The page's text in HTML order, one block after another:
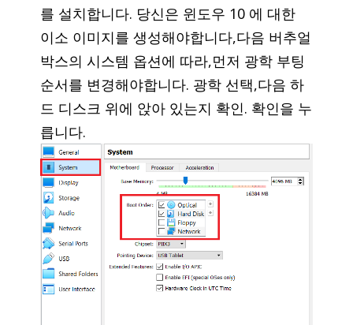
를 설치합니다. 당신은 윈도우 10 에 대한
이소 이미지를 생성해야합니다,다음 버추얼
박스의 시스템 옵션에 따라,먼저 광학 부팅
순서를 변경해야합니다. 광학 선택,다음 하
드 디스크 위에 앉아 있는지 확인. 확인을 누
릅니다.